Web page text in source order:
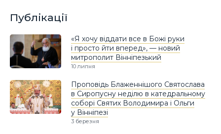
Публікації
«Я хочу віддати все в Божі руки
і просто йти вперед», — новий
митрополит Вінніпезький
10 липня
Проповідь Блаженнішого Святослава
в Сиропусну неділю в катедральному
соборі Святих Володимира і Ольги
у Вінніпезі
3 березня